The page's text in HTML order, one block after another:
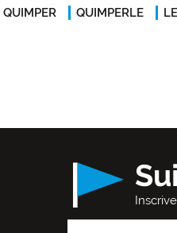
QUIMPER QUIMPERLE